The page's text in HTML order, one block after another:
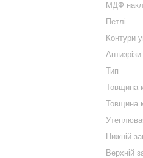
МДФ
Петлі
Контури
Антизрізи
Тип
Товщина
Товщина
Нижній
Верхній